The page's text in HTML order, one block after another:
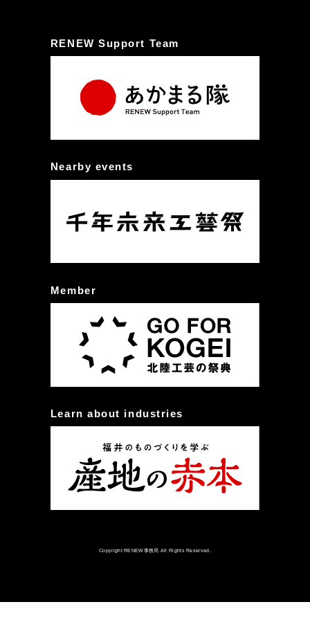
RENEW Support Team
Nearby events
Member
Learn about industries
Copyright RENEW事務局 All Rights Reserved.